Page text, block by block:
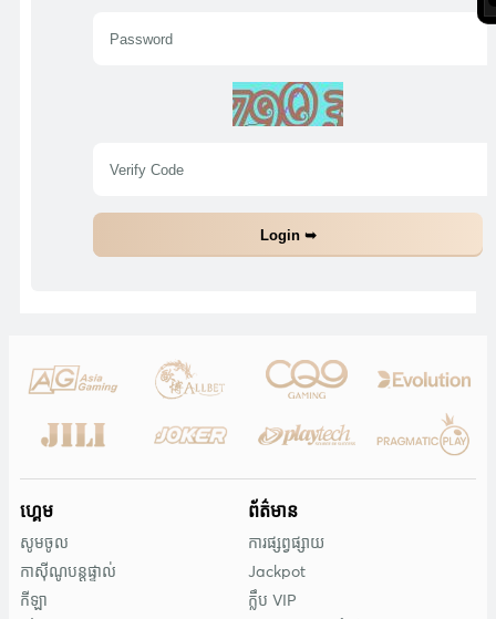
ហ្គេម
សូមចូល
កាស៊ីណូបន្តផ្ទាល់
កីឡា
ព័ត៌មាន
ការផ្សព្វផ្សាយ
Jackpot
ក្លឹប VIP